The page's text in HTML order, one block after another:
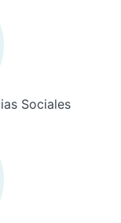
Sociales